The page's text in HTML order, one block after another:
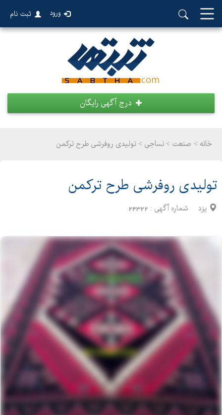
ورود ثبت نام
درج آگهی رایگان
خانه > صنعت > نساجی > تولیدی روفرشی طرح ترکمن
تولیدی روفرشی طرح ترکمن
یزد شماره آگهی : 24322